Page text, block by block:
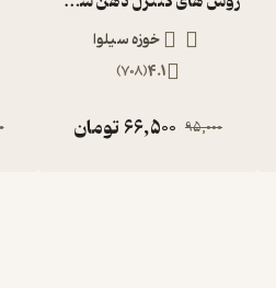
خوزه سیلوا
4.1
(
708
)
95,000
66,500تومان